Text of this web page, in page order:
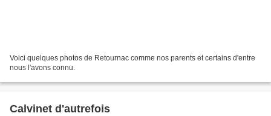
Voici quelques photos de Retournac comme nos parents et certains d'entre
nous l'avons connu.
Calvinet d'autrefois